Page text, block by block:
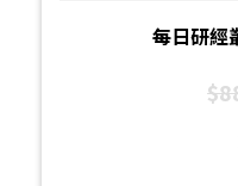
每日研經
$